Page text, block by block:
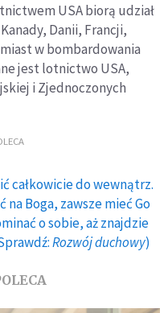
USA biorą udział
Danii, Francji,
w bombardowania
jest lotnictwo USA,
i Zjednoczonych
całkowicie do wewnątrz.
Boga, zawsze mieć Go
o sobie, aż znajdzie
Rozwój duchowy)